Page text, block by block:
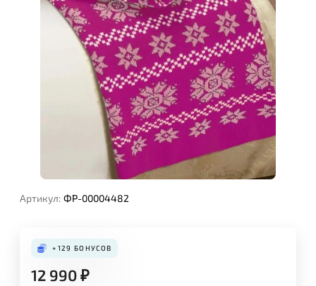
Артикул: ФР-00004482
+129 БОНУСОВ
12 990₽